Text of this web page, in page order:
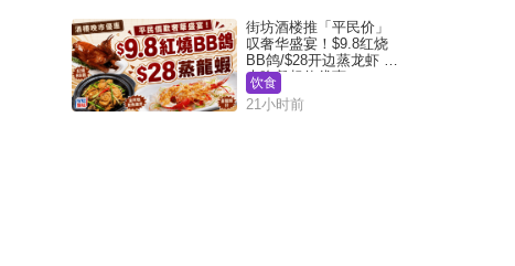
街坊酒楼推「平民价」
叹奢华盛宴！$9.8红烧
BB鸽/$28开边蒸龙虾 3
大晚餐超值优惠
饮食
21小时前